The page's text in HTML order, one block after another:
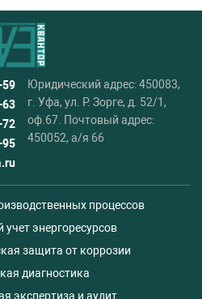
59
63
72
95
Юридический адрес: 450083,
г. Уфа, ул. Р. Зорге, д. 52/1,
оф.67. Почтовый адрес:
450052, а/я 66
процессов
энергоресурсов
защита от коррозии
диагностика
экспертиза и аудит